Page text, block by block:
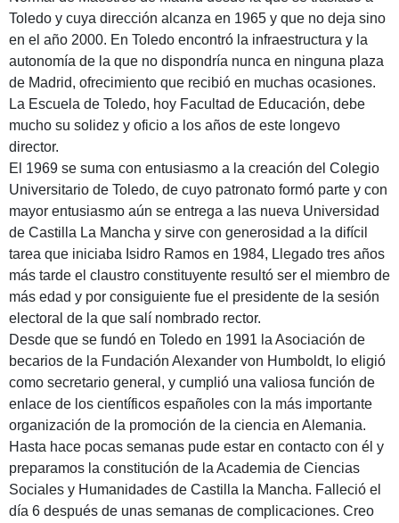
Toledo y cuya dirección alcanza en 1965 y que no deja sino
en el año 2000. En Toledo encontró la infraestructura y la
autonomía de la que no dispondría nunca en ninguna plaza
de Madrid, ofrecimiento que recibió en muchas ocasiones.
La Escuela de Toledo, hoy Facultad de Educación, debe
mucho su solidez y oficio a los años de este longevo
director.
El 1969 se suma con entusiasmo a la creación del Colegio
Universitario de Toledo, de cuyo patronato formó parte y con
mayor entusiasmo aún se entrega a las nueva Universidad
de Castilla La Mancha y sirve con generosidad a la difícil
tarea que iniciaba Isidro Ramos en 1984, Llegado tres años
más tarde el claustro constituyente resultó ser el miembro de
más edad y por consiguiente fue el presidente de la sesión
electoral de la que salí nombrado rector.
Desde que se fundó en Toledo en 1991 la Asociación de
becarios de la Fundación Alexander von Humboldt, lo eligió
como secretario general, y cumplió una valiosa función de
enlace de los científicos españoles con la más importante
organización de la promoción de la ciencia en Alemania.
Hasta hace pocas semanas pude estar en contacto con él y
preparamos la constitución de la Academia de Ciencias
Sociales y Humanidades de Castilla la Mancha. Falleció el
día 6 después de unas semanas de complicaciones. Creo